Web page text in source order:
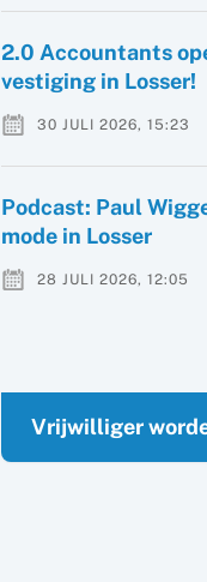
2.0 Accountants
vestiging in Losser!
30 JULI 2026, 15:23
Podcast: Paul
mode in Losser
28 JULI 2026, 12:05
Vrijwilliger